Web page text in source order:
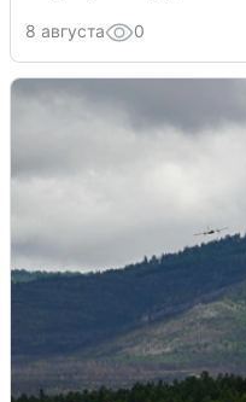
8 августа 0